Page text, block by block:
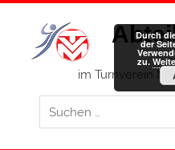
Zum
springen
im Turnverein
Durch
der
zu.